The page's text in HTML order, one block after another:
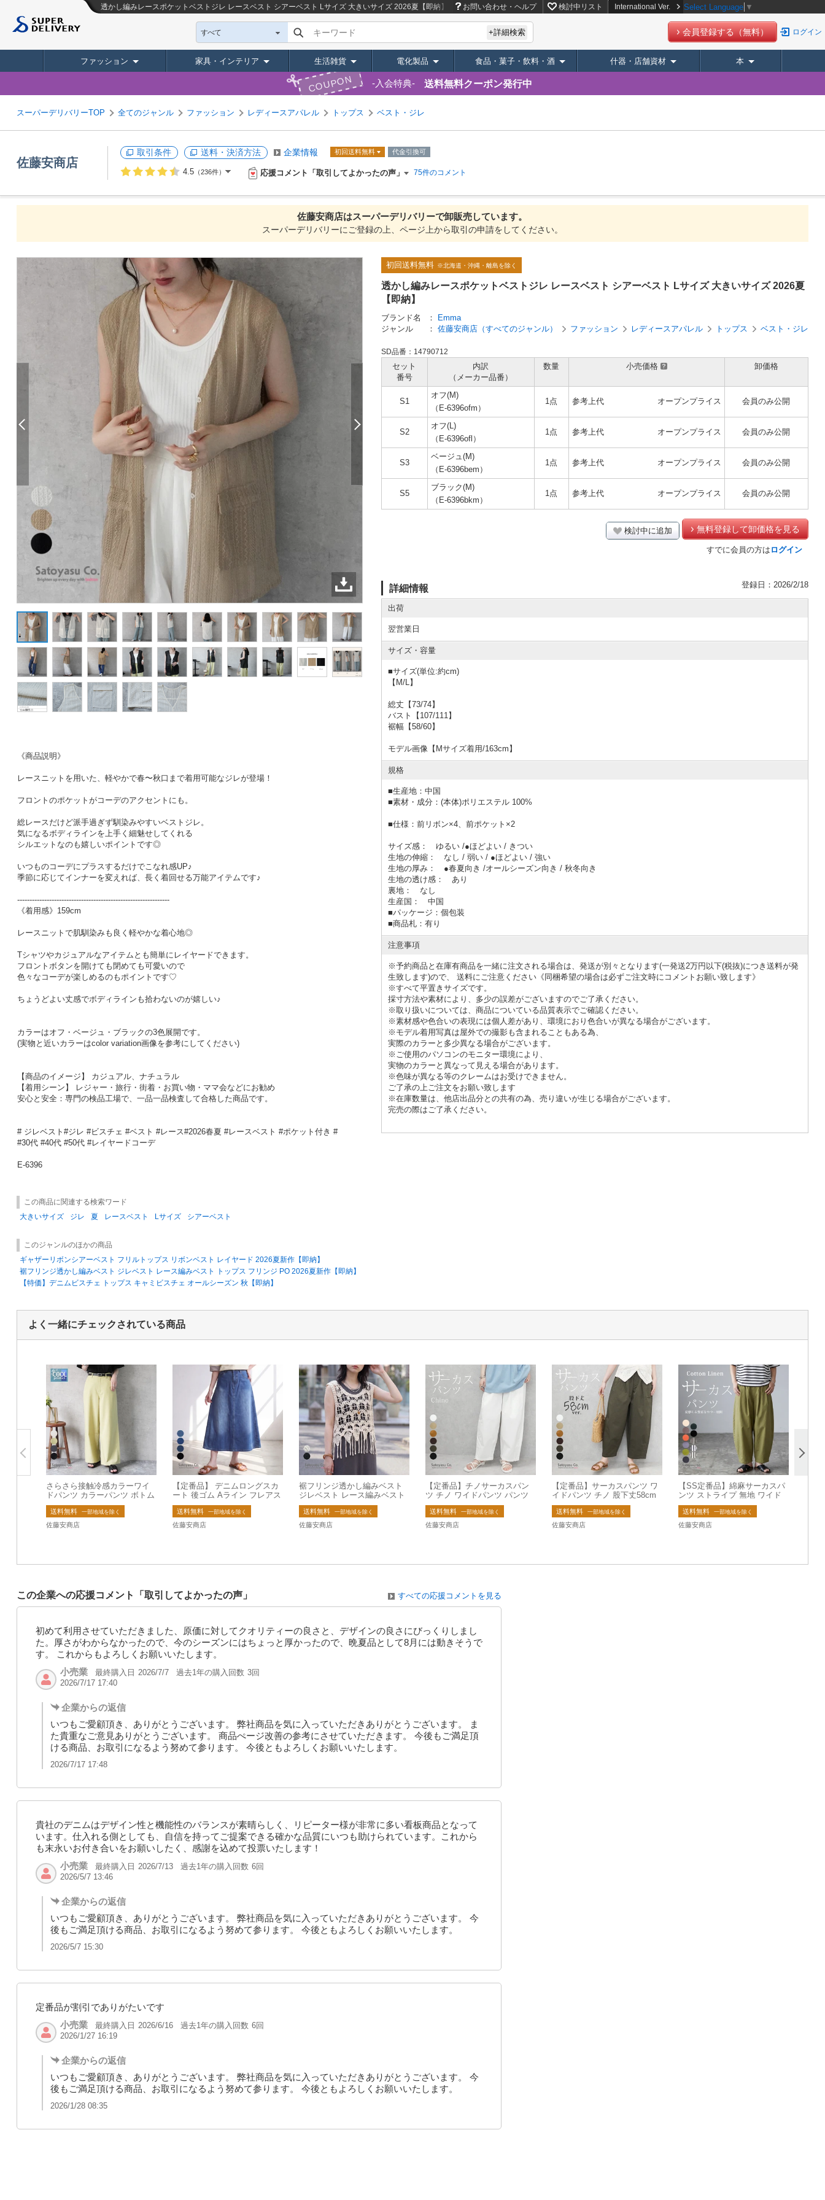
透かし編みレースポケットベストジレ レースベスト シアーベスト Lサイズ 大きいサイズ 2026夏【即納】 商品ページ｜卸・仕入れサイト【スーパーデリバリー】
お問い合わせ・ヘルプ 検討中リスト International Ver. Select Language ▼
すべて キーワード +詳細検索 会員登録する（無料） ログイン
ファッション 家具・インテリア 生活雑貨 電化製品 食品・菓子・飲料・酒 什器・店舗資材 本
COUPON 入会特典 送料無料クーポン発行中
スーパーデリバリーTOP 全てのジャンル ファッション レディースアパレル トップス ベスト・ジレ
佐藤安商店
取引条件 送料・決済方法 企業情報 初回送料無料 代金引換可
4.5（236件） 応援コメント「取引してよかったの声」 75件のコメント
佐藤安商店はスーパーデリバリーで卸販売しています。
スーパーデリバリーにご登録の上、ページ上から取引の申請をしてください。
《商品説明》
レースニットを用いた、軽やかで春〜秋口まで着用可能なジレが登場！
フロントのポケットがコーデのアクセントにも。
総レースだけど派手過ぎず馴染みやすいベストジレ。
気になるボディラインを上手く細魅せしてくれる
シルエットなのも嬉しいポイントです◎
いつものコーデにプラスするだけでこなれ感UP♪
季節に応じてインナーを変えれば、長く着回せる万能アイテムです♪
--------------------------------------------------------------
《着用感》159cm
レースニットで肌馴染みも良く軽やかな着心地◎
Tシャツやカジュアルなアイテムとも簡単にレイヤードできます。
フロントボタンを開けても閉めても可愛いので
色々なコーデが楽しめるのもポイントです♡
ちょうどよい丈感でボディラインも拾わないのが嬉しい♪
カラーはオフ・ベージュ・ブラックの3色展開です。
(実物と近いカラーはcolor variation画像を参考にしてください)
【商品のイメージ】 カジュアル、ナチュラル
【着用シーン】 レジャー・旅行・街着・お買い物・ママ会などにお勧め
安心と安全：専門の検品工場で、一品一品検査して合格した商品です。
# ジレベスト#ジレ #ビスチェ #ベスト #レース#2026春夏 #レースベスト #ポケット付き #
#30代 #40代 #50代 #レイヤードコーデ
E-6396
初回送料無料 ※北海道・沖縄・離島を除く
透かし編みレースポケットベストジレ レースベスト シアーベスト Lサイズ 大きいサイズ 2026夏
【即納】
ブランド名 ：
Emma
ジャンル
： 佐藤安商店（すべてのジャンル） ファッション レディースアパレル トップス ベスト・ジレ
SD品番：14790712
セット
番号
内訳
（メーカー品番）
数量 小売価格 卸価格
S1
オフ(M)
（E-6396ofm）
1点 参考上代 オープンプライス 会員のみ公開
S2
オフ(L)
（E-6396ofl）
1点 参考上代 オープンプライス 会員のみ公開
S3
ベージュ(M)
（E-6396bem）
1点 参考上代 オープンプライス 会員のみ公開
S5
ブラック(M)
（E-6396bkm）
1点 参考上代 オープンプライス 会員のみ公開
検討中に追加 無料登録して卸価格を見る
すでに会員の方は ログイン
詳細情報 登録日：2026/2/18
出荷
翌営業日
サイズ・容量
■サイズ(単位:約cm)
【M/L】
総丈【73/74】
バスト【107/111】
裾幅【58/60】
モデル画像【Mサイズ着用/163cm】
規格
■生産地：中国
■素材・成分：(本体)ポリエステル 100%
■仕様：前リボン×4、前ポケット×2
サイズ感： ゆるい /●ほどよい / きつい
生地の伸縮： なし / 弱い / ●ほどよい / 強い
生地の厚み： ●春夏向き /オールシーズン向き / 秋冬向き
生地の透け感： あり
裏地： なし
生産国： 中国
■パッケージ：個包装
■商品札：有り
注意事項
※予約商品と在庫有商品を一緒に注文される場合は、発送が別々となります(一発送2万円以下(税抜)につき送料が発
生致します)ので、 送料にご注意ください《同梱希望の場合は必ずご注文時にコメントお願い致します》
※すべて平置きサイズです。
採寸方法や素材により、多少の誤差がございますのでご了承ください。
※取り扱いについては、商品についている品質表示でご確認ください。
※素材感や色合いの表現には個人差があり、環境におり色合いが異なる場合がございます。
※モデル着用写真は屋外での撮影も含まれることもある為、
実際のカラーと多少異なる場合がございます。
※ご使用のパソコンのモニター環境により、
実物のカラーと異なって見える場合があります。
※色味が異なる等のクレームはお受けできません。
ご了承の上ご注文をお願い致します
※在庫数量は、他店出品分との共有の為、売り違いが生じる場合がございます。
完売の際はご了承ください。
この商品に関連する検索ワード
大きいサイズ
ジレ 夏 レースベスト Lサイズ シアーベスト
このジャンルのほかの商品
ギャザーリボンシアーベスト フリルトップス リボンベスト レイヤード 2026夏新作【即納】
裾フリンジ透かし編みベスト ジレベスト レース編みベスト トップス フリンジ PO 2026夏新作【即納】
【特価】デニムビスチェ トップス キャミビスチェ オールシーズン 秋【即納】
よく一緒にチェックされている商品
さらさら接触冷感カラーワイ
ドパンツ カラーパンツ ボトム
ス 2026夏新作 【即納】
送料無料 一部地域を除く
佐藤安商店
【定番品】 デニムロングスカ
ート 後ゴム Aライン フレアス
カート デニムスカート 低身長
【一部予約】
送料無料 一部地域を除く
佐藤安商店
裾フリンジ透かし編みベスト
ジレベスト レース編みベスト
トップス フリンジ PO 2026夏
新作【即納】
送料無料 一部地域を除く
佐藤安商店
【定番品】チノサーカスパン
ツ チノ ワイドパンツ パンツ
バレルレッグ 大きいサイズ
【一部予約】
送料無料 一部地域を除く
佐藤安商店
【定番品】サーカスパンツ ワ
イドパンツ チノ 股下丈58cm
パンツ バレルレッグ【一部予
約】
送料無料 一部地域を除く
佐藤安商店
【SS定番品】綿麻サーカスパ
ンツ ストライプ 無地 ワイド
パンツ バレルレッグ 2026夏新
作【即納】
送料無料 一部地域を除く
佐藤安商店
この企業への応援コメント「取引してよかったの声」 すべての応援コメントを見る
初めて利用させていただきました、原価に対してクオリティーの良さと、デザインの良さにびっくりしまし
た。厚さがわからなかったので、今のシーズンにはちょっと厚かったので、晩夏品として8月には動きそうで
す。 これからもよろしくお願いいたします。
小売業
最終購入日 2026/7/7 過去1年の購入回数 3回
2026/7/17 17:40
企業からの返信
いつもご愛顧頂き、ありがとうございます。 弊社商品を気に入っていただきありがとうございます。 ま
た貴重なご意見ありがとうございます。 商品ぺージ改善の参考にさせていただきます。 今後もご満足頂
ける商品、お取引になるよう努めて参ります。 今後ともよろしくお願いいたします。
2026/7/17 17:48
貴社のデニムはデザイン性と機能性のバランスが素晴らしく、リピーター様が非常に多い看板商品となって
います。仕入れる側としても、自信を持ってご提案できる確かな品質にいつも助けられています。これから
も末永いお付き合いをお願いしたく、感謝を込めて投票いたします！
小売業
最終購入日 2026/7/13 過去1年の購入回数 6回
2026/5/7 13:46
企業からの返信
いつもご愛顧頂き、ありがとうございます。 弊社商品を気に入っていただきありがとうございます。 今
後もご満足頂ける商品、お取引になるよう努めて参ります。 今後ともよろしくお願いいたします。
2026/5/7 15:30
定番品が割引でありがたいです
小売業
最終購入日 2026/6/16 過去1年の購入回数 6回
2026/1/27 16:19
企業からの返信
いつもご愛顧頂き、ありがとうございます。 弊社商品を気に入っていただきありがとうございます。 今
後もご満足頂ける商品、お取引になるよう努めて参ります。 今後ともよろしくお願いいたします。
2026/1/28 08:35